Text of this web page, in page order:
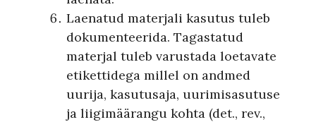
Laenatud materjali kasutus tuleb
dokumenteerida. Tagastatud
materjal tuleb varustada loetavate
etikettidega millel on andmed
uurija, kasutusaja, uurimisasutuse
ja liigimäärangu kohta (det., rev.,